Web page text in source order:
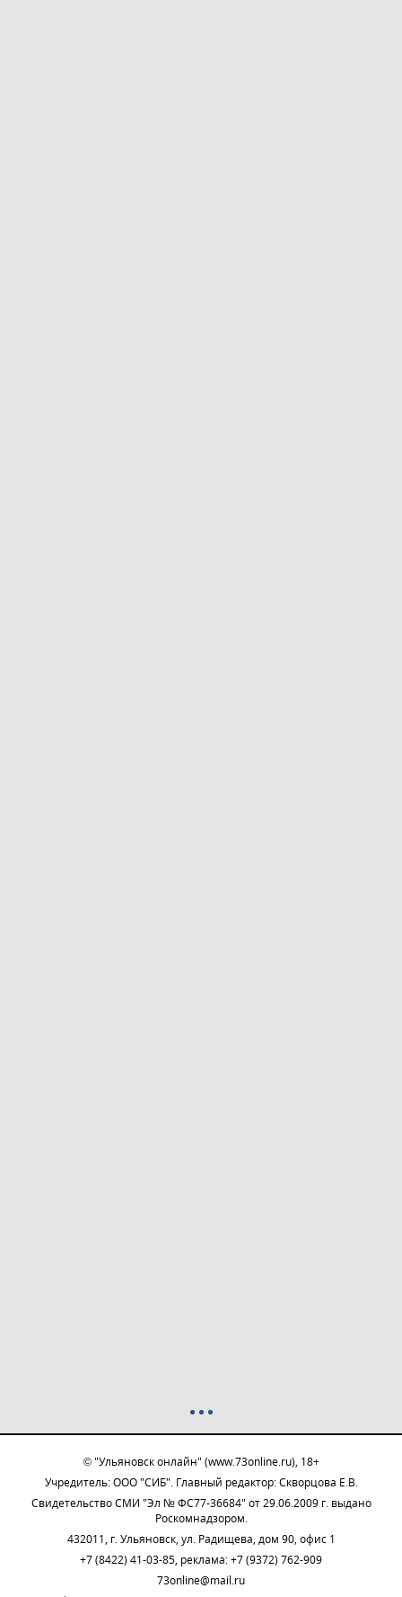
© "Ульяновск онлайн" (www.73online.ru), 18+
Учредитель: ООО "СИБ". Главный редактор: Скворцова Е.В.
Свидетельство СМИ "Эл № ФС77-36684" от 29.06.2009 г. выдано
Роскомнадзором.
432011, г. Ульяновск, ул. Радищева, дом 90, офис 1
+7 (8422) 41-03-85, реклама: +7 (9372) 762-909
73online@mail.ru